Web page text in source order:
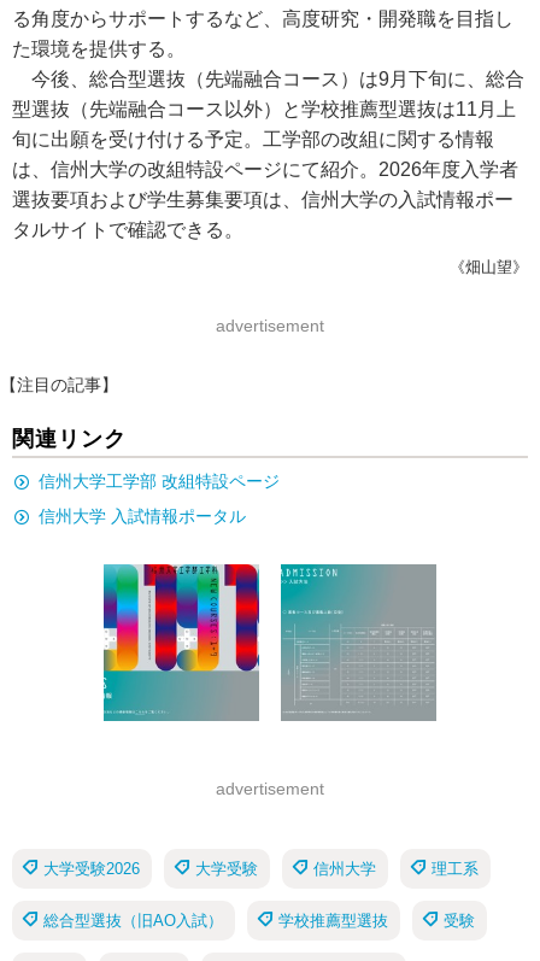
る角度からサポートするなど、高度研究・開発職を目指し
た環境を提供する。
今後、総合型選抜（先端融合コース）は9月下旬に、総合
型選抜（先端融合コース以外）と学校推薦型選抜は11月上
旬に出願を受け付ける予定。工学部の改組に関する情報
は、信州大学の改組特設ページにて紹介。2026年度入学者
選抜要項および学生募集要項は、信州大学の入試情報ポー
タルサイトで確認できる。
《畑山望》
advertisement
【注目の記事】
関連リンク
信州大学工学部 改組特設ページ
信州大学 入試情報ポータル
advertisement
大学受験2026 大学受験 信州大学 理工系
総合型選抜（旧AO入試） 学校推薦型選抜 受験